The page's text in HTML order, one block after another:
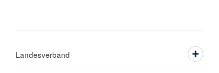
Landesverband